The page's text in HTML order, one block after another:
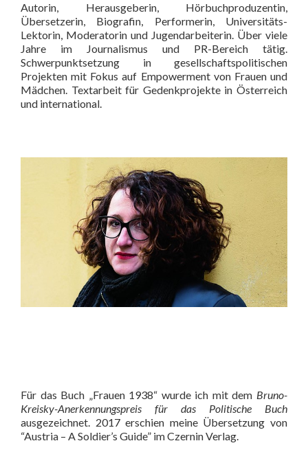
Autorin, Herausgeberin, Hörbuchproduzentin,
Übersetzerin, Biografin, Performerin, Universitäts-
Lektorin, Moderatorin und Jugendarbeiterin. Über viele
Jahre im Journalismus und PR-Bereich tätig.
Schwerpunktsetzung in gesellschaftspolitischen
Projekten mit Fokus auf Empowerment von Frauen und
Mädchen. Textarbeit für Gedenkprojekte in Österreich
und international.
Für das Buch „Frauen 1938“ wurde ich mit dem Bruno-
Kreisky-Anerkennungspreis für das Politische Buch
ausgezeichnet. 2017 erschien meine Übersetzung von
“Austria – A Soldier’s Guide” im Czernin Verlag.